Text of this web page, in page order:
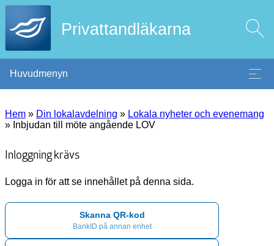
Privattandläkarna
Huvudmenyn
Hem » Din lokalavdelning » Lokala nyheter och evenemang
» Inbjudan till möte angående LOV
Inloggning krävs
Logga in för att se innehållet på denna sida.
Skanna QR-kod
BankID på annan enhet